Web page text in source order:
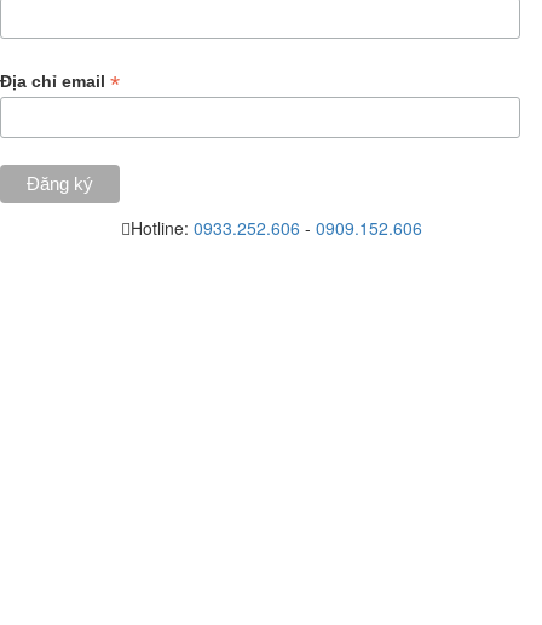
Địa chỉ email *
Hotline: 0933.252.606 - 0909.152.606